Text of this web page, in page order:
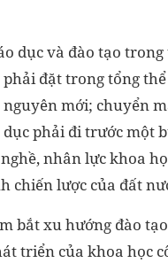
dục và đào tạo
đặt trong tổng
mới; chuyển
phải đi trước
nhân lực khoa
chiến lược của đất
bắt xu hướng đào
triển của khoa học